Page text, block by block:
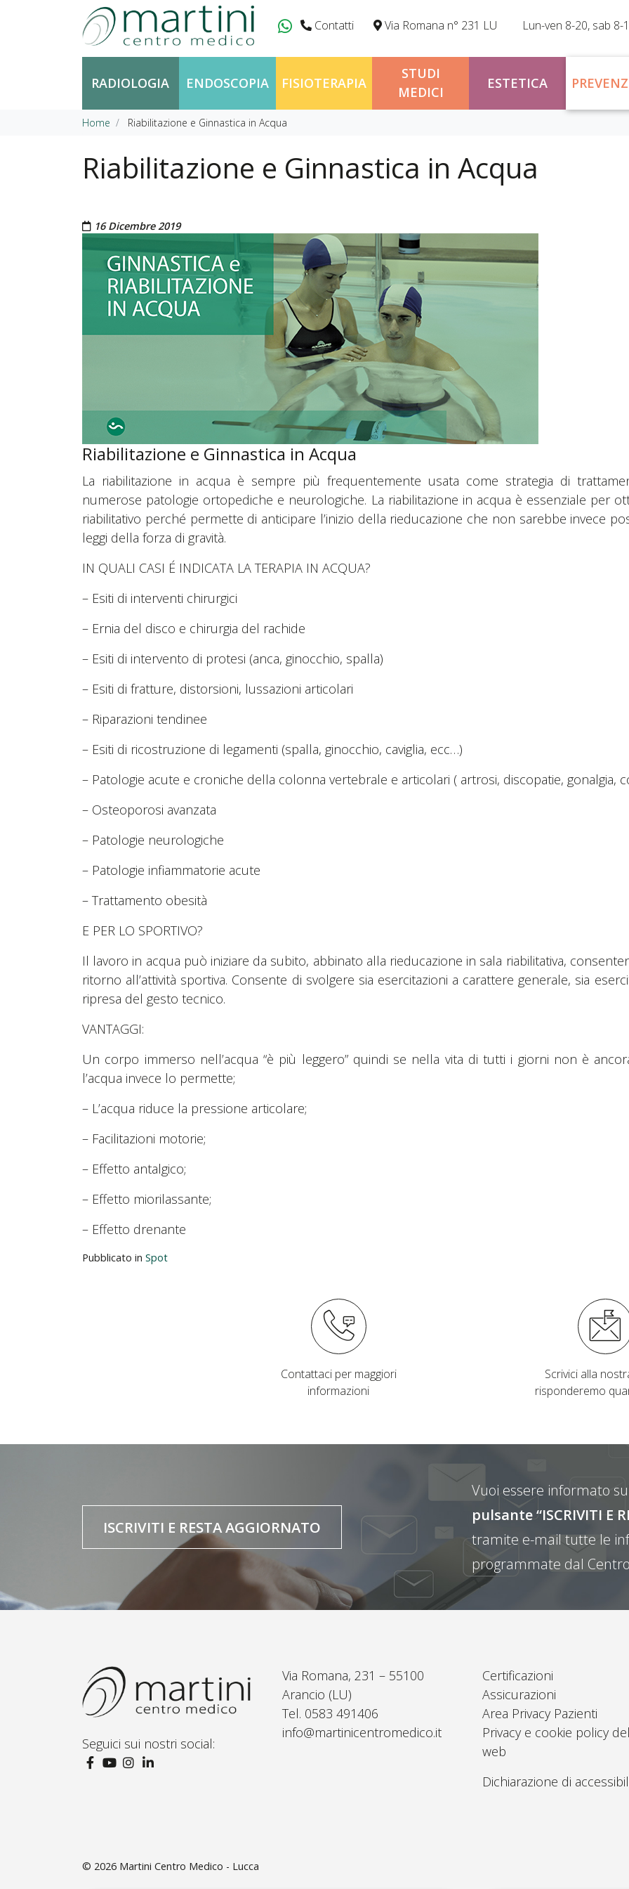
Vai al contenuto
Contatti Via Romana n° 231 LU Lun-ven 8-20, sab 8-
RADIOLOGIA ENDOSCOPIA FISIOTERAPIA
STUDI
MEDICI
ESTETICA
Home Riabilitazione e Ginnastica in Acqua
Riabilitazione e Ginnastica in Acqua
Pubblicato il
16 Dicembre 2019
Riabilitazione e Ginnastica in Acqua
La riabilitazione in acqua è sempre più frequentemente usata come strategia di
numerose patologie ortopediche e neurologiche. La riabilitazione in acqua è essenziale per
riabilitativo perché permette di anticipare l’inizio della rieducazione che non sarebbe invece
leggi della forza di gravità.
IN QUALI CASI É INDICATA LA TERAPIA IN ACQUA?
– Esiti di interventi chirurgici
– Ernia del disco e chirurgia del rachide
– Esiti di intervento di protesi (anca, ginocchio, spalla)
– Esiti di fratture, distorsioni, lussazioni articolari
– Riparazioni tendinee
– Esiti di ricostruzione di legamenti (spalla, ginocchio, caviglia, ecc…)
– Patologie acute e croniche della colonna vertebrale e articolari ( artrosi, discopatie, gonalgia,
– Osteoporosi avanzata
– Patologie neurologiche
– Patologie infiammatorie acute
– Trattamento obesità
E PER LO SPORTIVO?
Il lavoro in acqua può iniziare da subito, abbinato alla rieducazione in sala riabilitativa,
ritorno all’attività sportiva. Consente di svolgere sia esercitazioni a carattere generale, sia
ripresa del gesto tecnico.
VANTAGGI:
Un corpo immerso nell’acqua “è più leggero” quindi se nella vita di tutti i giorni non è
l’acqua invece lo permette;
– L’acqua riduce la pressione articolare;
– Facilitazioni motorie;
– Effetto antalgico;
– Effetto miorilassante;
– Effetto drenante
Pubblicato in Spot
Contattaci per maggiori
informazioni
Scrivici alla
risponderemo
ISCRIVITI E RESTA AGGIORNATO
Vuoi essere informato
pulsante “ISCRIVITI E
tramite e-mail tutte le
programmate dal
Seguici sui nostri social:
Via Romana, 231 – 55100
Arancio (LU)
Tel. 0583 491406
info@martinicentromedico.it
Certificazioni
Assicurazioni
Area Privacy Pazienti
Privacy e cookie policy
web
Dichiarazione di
© 2026 Martini Centro Medico - Lucca